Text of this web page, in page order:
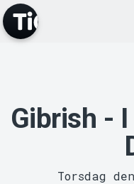
Gibrish -
Torsdag